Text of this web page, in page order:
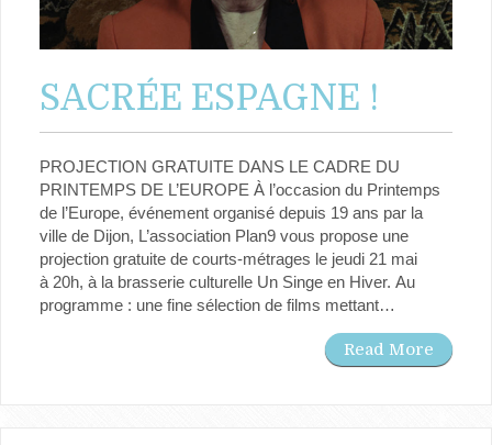
SACRÉE ESPAGNE !
PROJECTION GRATUITE DANS LE CADRE DU
PRINTEMPS DE L’EUROPE À l’occasion du Printemps
de l’Europe, événement organisé depuis 19 ans par la
ville de Dijon, L’association Plan9 vous propose une
projection gratuite de courts-métrages le jeudi 21 mai
à 20h, à la brasserie culturelle Un Singe en Hiver. Au
programme : une fine sélection de films mettant…
Read More